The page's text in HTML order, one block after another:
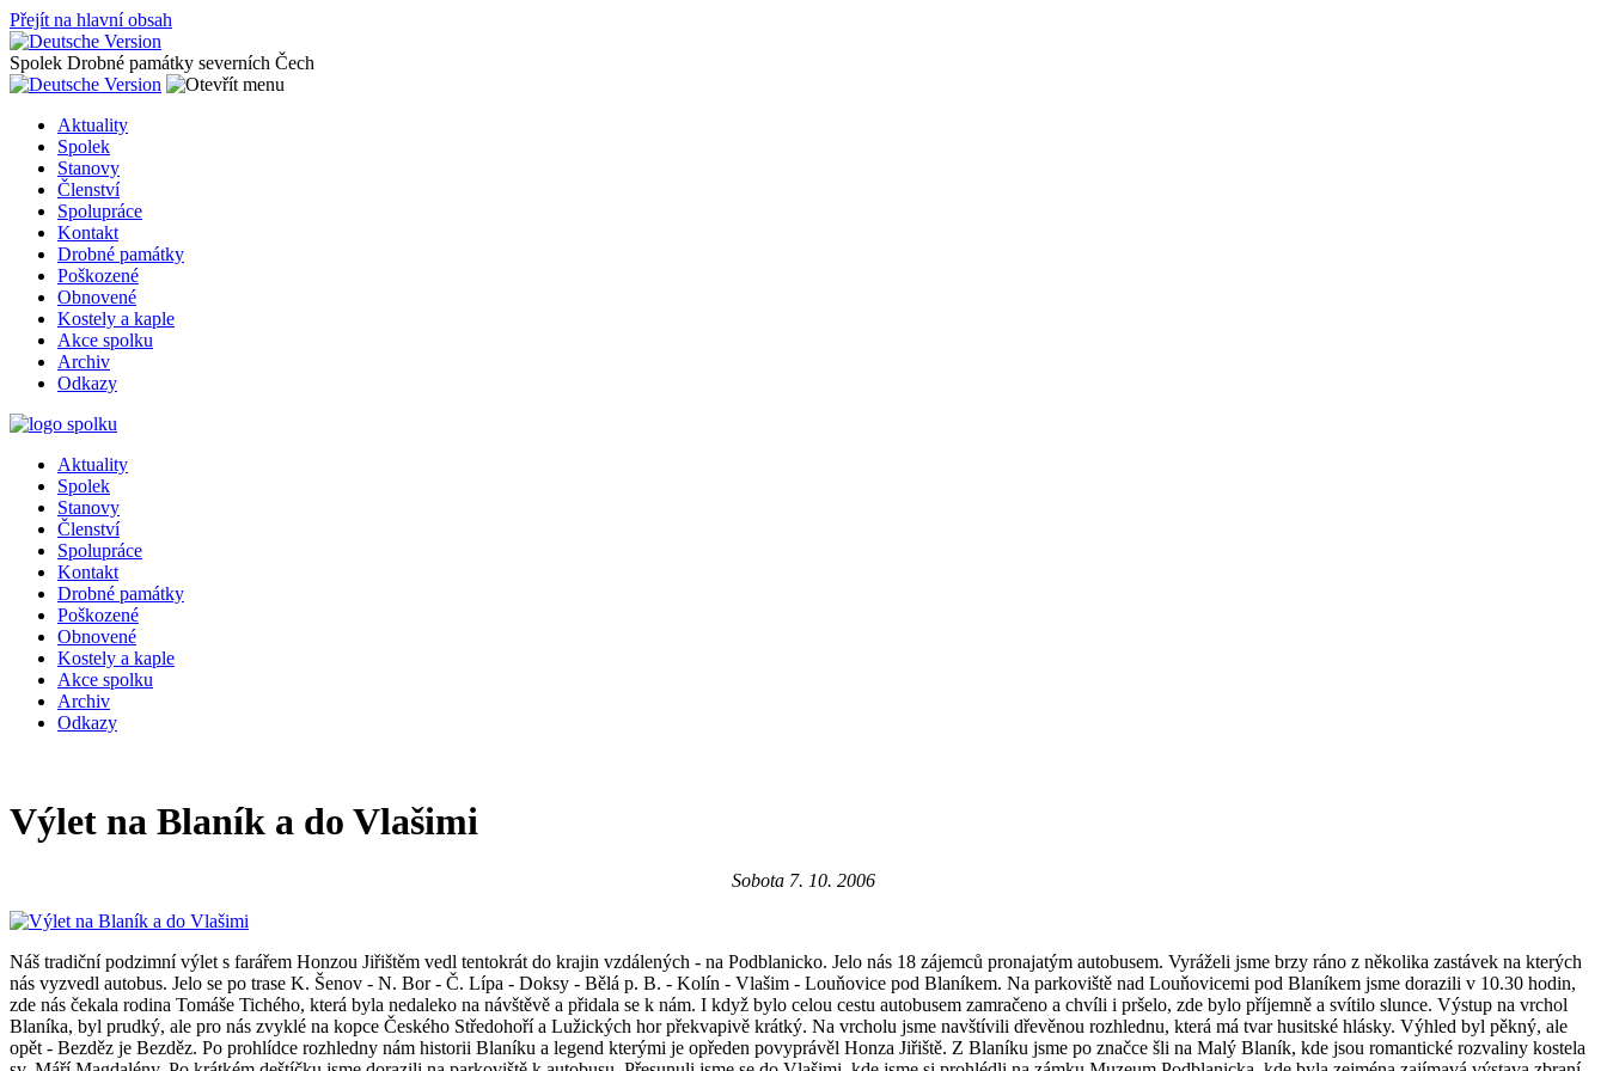
Přejít na hlavní obsah
Spolek Drobné památky severních Čech
Aktuality
Spolek
Stanovy
Členství
Spolupráce
Kontakt
Drobné památky
Poškozené
Obnovené
Kostely a kaple
Akce spolku
Archiv
Odkazy
Aktuality
Spolek
Stanovy
Členství
Spolupráce
Kontakt
Drobné památky
Poškozené
Obnovené
Kostely a kaple
Akce spolku
Archiv
Odkazy
Výlet na Blaník a do Vlašimi
Sobota 7. 10. 2006
Náš tradiční podzimní výlet s farářem Honzou Jiřištěm vedl tentokrát do krajin vzdálených - na Podblanicko. Jelo nás 18 zájemců pronajatým autobusem. Vyráželi jsme brzy ráno z několika zastávek na kterých
nás vyzvedl autobus. Jelo se po trase K. Šenov - N. Bor - Č. Lípa - Doksy - Bělá p. B. - Kolín - Vlašim - Louňovice pod Blaníkem. Na parkoviště nad Louňovicemi pod Blaníkem jsme dorazili v 10.30 hodin,
zde nás čekala rodina Tomáše Tichého, která byla nedaleko na návštěvě a přidala se k nám. I když bylo celou cestu autobusem zamračeno a chvíli i pršelo, zde bylo příjemně a svítilo slunce. Výstup na vrchol
Blaníka, byl prudký, ale pro nás zvyklé na kopce Českého Středohoří a Lužických hor překvapivě krátký. Na vrcholu jsme navštívili dřevěnou rozhlednu, která má tvar husitské hlásky. Výhled byl pěkný, ale
opět - Bezděz je Bezděz. Po prohlídce rozhledny nám historii Blaníku a legend kterými je opředen povyprávěl Honza Jiřiště. Z Blaníku jsme po značce šli na Malý Blaník, kde jsou romantické rozvaliny kostela